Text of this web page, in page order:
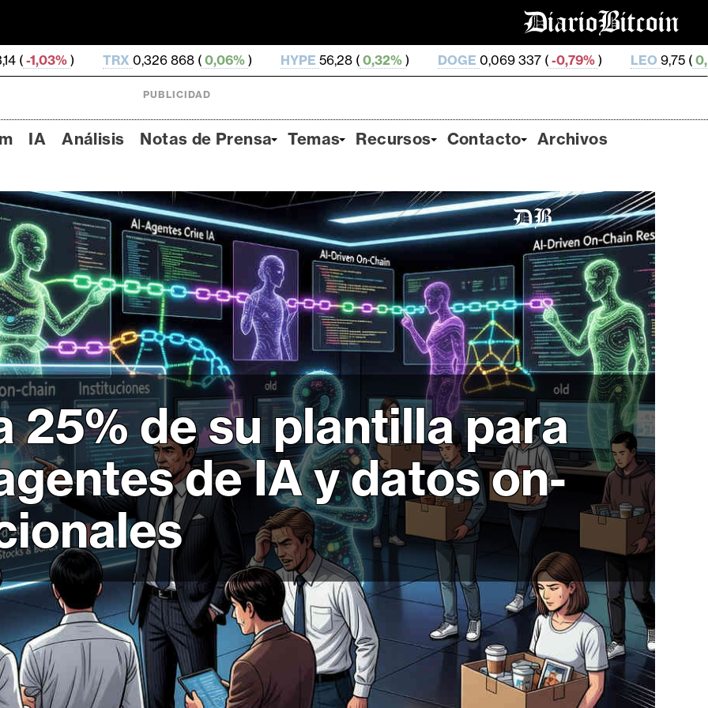
0,326 868 ( 0,06%) HYPE56,28 ( 0,32%) DOGE0,069 337 (-0,79%) LEO9,75 (0,04%) ZEC
PUBLICIDAD
IA Análisis Notas de Prensa Temas Recursos Contacto Archivos
25% de su plantilla para
de IA y datos on-